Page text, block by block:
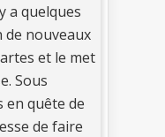
a quelques
de nouveaux
et le met
Sous
quête de
de faire